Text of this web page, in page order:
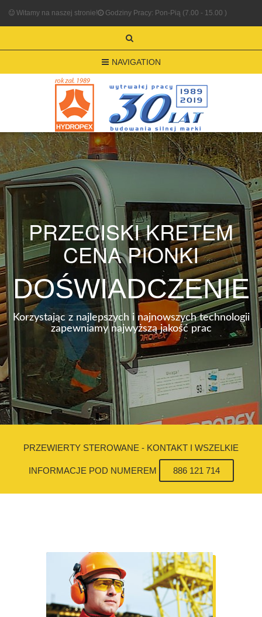
Witamy na naszej stronie! Godziny Pracy: Pon-Pią (7.00 - 15.00 )
NAVIGATION
PRZECISKI KRETEM
CENA PIONKI
DOŚWIADCZENIE
Korzystając z najlepszych i najnowszych technologii
zapewniamy najwyższą jakość prac
PRZEWIERTY STEROWANE - KONTAKT I WSZELKIE
INFORMACJE POD NUMEREM 886 121 714